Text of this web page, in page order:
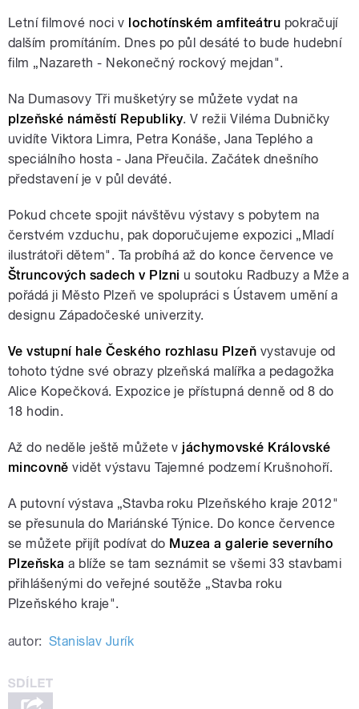
Letní filmové noci v lochotínském amfiteátru pokračují
dalším promítáním. Dnes po půl desáté to bude hudební
film „Nazareth - Nekonečný rockový mejdan".
Na Dumasovy Tři mušketýry se můžete vydat na
plzeňské náměstí Republiky. V režii Viléma Dubničky
uvidíte Viktora Limra, Petra Konáše, Jana Teplého a
speciálního hosta - Jana Přeučila. Začátek dnešního
představení je v půl deváté.
Pokud chcete spojit návštěvu výstavy s pobytem na
čerstvém vzduchu, pak doporučujeme expozici „Mladí
ilustrátoři dětem". Ta probíhá až do konce července ve
Štruncových sadech v Plzni u soutoku Radbuzy a Mže a
pořádá ji Město Plzeň ve spolupráci s Ústavem umění a
designu Západočeské univerzity.
Ve vstupní hale Českého rozhlasu Plzeň vystavuje od
tohoto týdne své obrazy plzeňská malířka a pedagožka
Alice Kopečková. Expozice je přístupná denně od 8 do
18 hodin.
Až do neděle ještě můžete v jáchymovské Královské
mincovně vidět výstavu Tajemné podzemí Krušnohoří.
A putovní výstava „Stavba roku Plzeňského kraje 2012"
se přesunula do Mariánské Týnice. Do konce července
se můžete přijít podívat do Muzea a galerie severního
Plzeňska a blíže se tam seznámit se všemi 33 stavbami
přihlášenými do veřejné soutěže „Stavba roku
Plzeňského kraje".
autor: Stanislav Jurík